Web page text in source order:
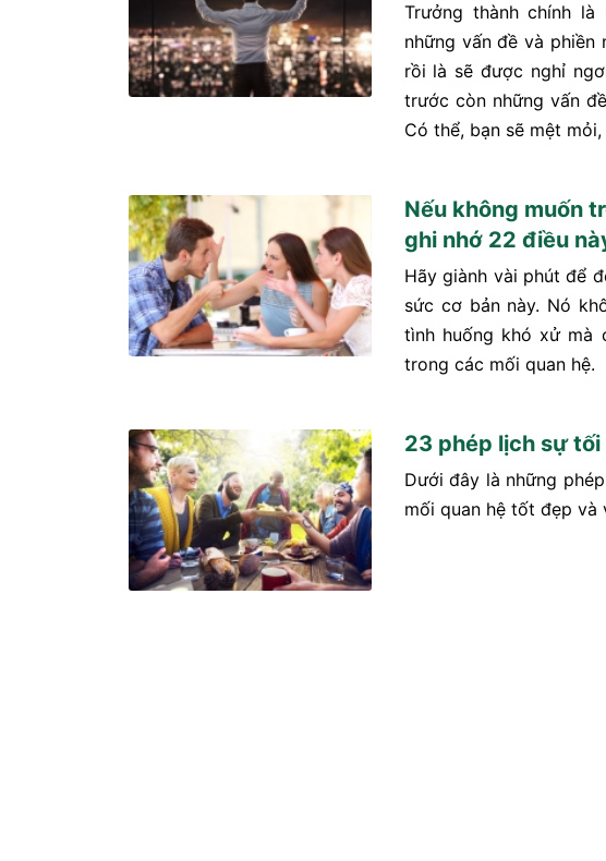
Trưởng thành chính
những vấn đề và phiền
rồi là sẽ được nghỉ
trước còn những vấn
Có thể, bạn sẽ mệt mỏi,
Nếu không muốn
ghi nhớ 22 điều
Hãy giành vài phút để
sức cơ bản này. Nó
tình huống khó xử mà
trong các mối quan hệ.
23 phép lịch sự
Dưới đây là những
mối quan hệ tốt đẹp và